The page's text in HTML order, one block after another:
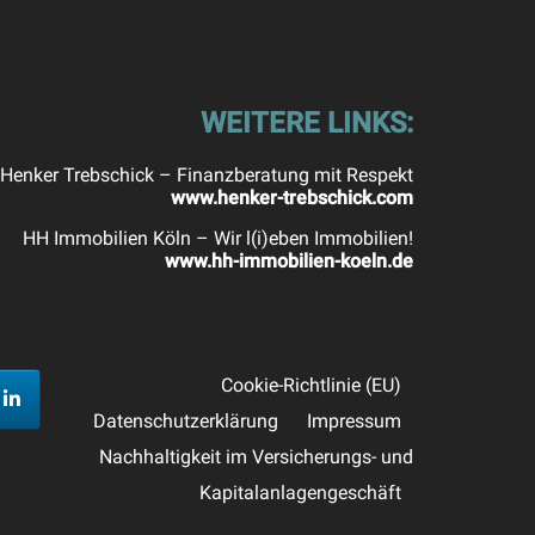
WEITERE LINKS:
Henker Trebschick – Finanzberatung mit Respekt
www.henker-trebschick.com
HH Immobilien Köln – Wir l(i)eben Immobilien!
www.hh-immobilien-koeln.de
Cookie-Richtlinie (EU)
Datenschutzerklärung
Impressum
Nachhaltigkeit im Versicherungs- und
Kapitalanlagengeschäft